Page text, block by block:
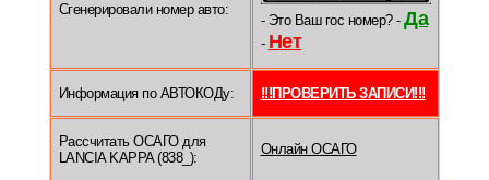
Сгенерировали номер авто:
- Это Ваш гос номер? - Да
- Нет
Информация по АВТОКОДу: !!!ПРОВЕРИТЬ ЗАПИСИ!!!
Рассчитать ОСАГО для
LANCIA KAPPA (838_):
Онлайн ОСАГО